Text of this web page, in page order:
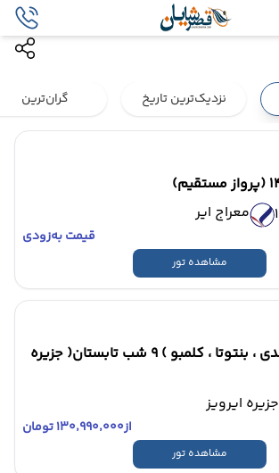
نزدیک‌ترین تاریخ گران‌ترین
معراج ایر
قیمت به‌زودی
مشاهده تور
تور سریلانکا ( کندی ، بنتوتا ، کلمبو ) 9 شب تابستان( جزیره
جزیره ایرویز
از۱۳۰٬۹۹۰٬۰۰۰ تومان
مشاهده تور